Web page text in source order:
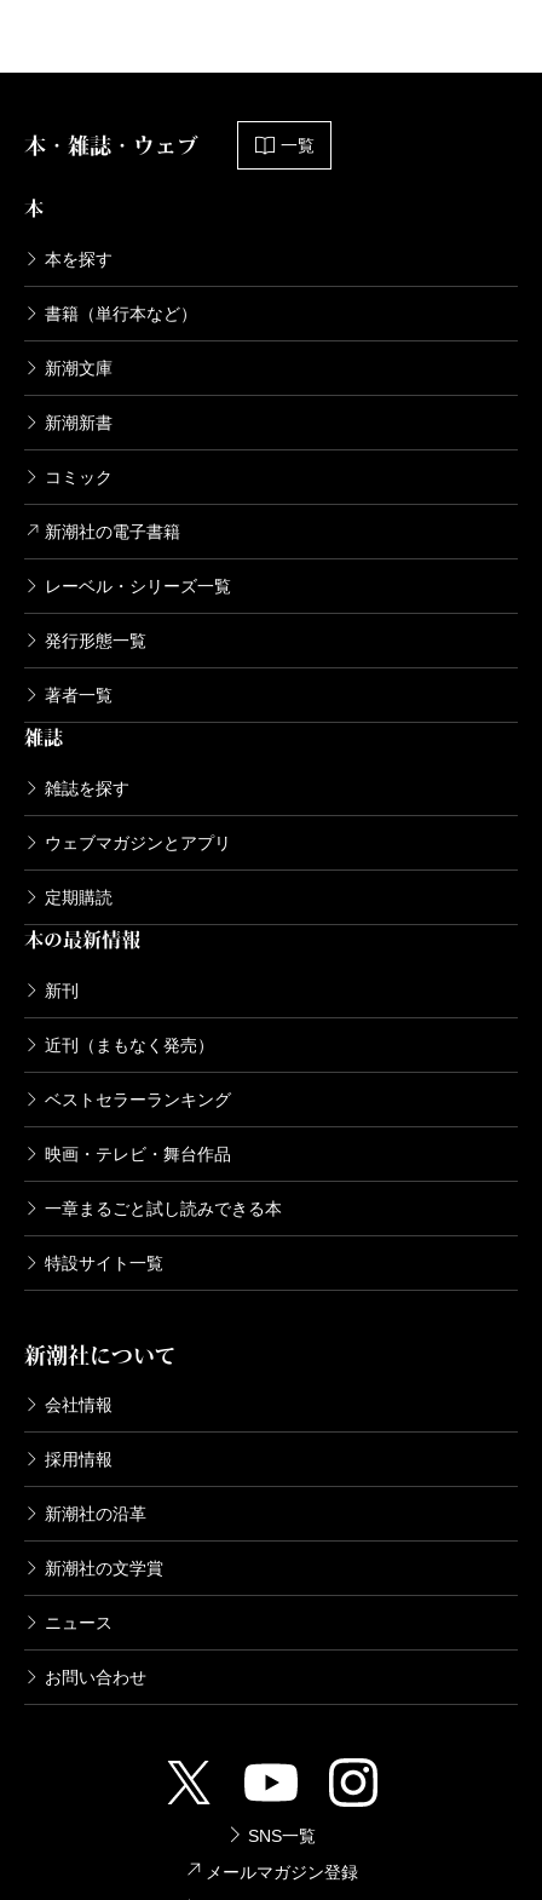
かれるまでになり、メインストリーム化した。そのヒ
し、そのうちの一つ韓国人ラッパー「PSY」の「江南
大衆文化に限らず、ビジネス、宗教……さまざまな
アメリカ文化の拡散は、現地化を進め、逆流を引き起
こしている。アメリカナイゼーション、グローバライ
ゼーションと名付けながら、実はわれわれがよく理解
していなかった現象を、著者は詳らかにしてくれる。
付けられない、まさに「文明」と呼ぶべきものが生き
て動いている姿だ。
著者が終章で引用する「私はアメリカの中にアメリ
カを超えるものを見たことを認める」というトクヴィ
ルの言葉は、まさにアメリカが文明現象であるという
意味だ。
その文明の本質は何か。それは、本書冒頭に引かれ
するがいい」と呼びかけた文明だ。その文明は巨大化
（メガチャーチ）、拡散（スーパーチェーン）を求め
てやまない。一見、異様に明るい。だが、過去も追憶
近代はしかし、その本質に根ざすアメリカを乗り越
えうるいかなるモデルを見いだせるのか――。著者の
本・雑誌・ウェブ 一覧
本
本を探す
書籍（単行本など）
新潮文庫
新潮新書
コミック
新潮社の電子書籍
レーベル・シリーズ一覧
発行形態一覧
著者一覧
雑誌
雑誌を探す
ウェブマガジンとアプリ
定期購読
本の最新情報
新刊
近刊（まもなく発売）
ベストセラーランキング
映画・テレビ・舞台作品
一章まるごと試し読みできる本
特設サイト一覧
新潮社について
会社情報
採用情報
新潮社の沿革
新潮社の文学賞
ニュース
お問い合わせ
SNS一覧
メールマガジン登録